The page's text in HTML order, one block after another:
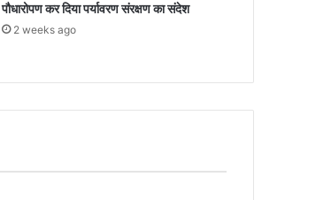
पौधारोपण कर दिया पर्यावरण संरक्षण का संदेश
2 weeks ago